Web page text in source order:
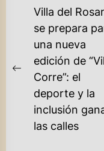
NAVEGACIÓN
ENTRADAS
Previous
post:
Villa del
se prepara
una nueva
edición de
Corre”: el
deporte y la
inclusión
las calles